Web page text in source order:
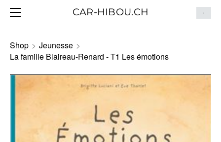
CAR-HIBOU.CH -
Shop > Jeunesse >
La famille Blaireau-Renard - T1 Les émotions
HOME
CONTACT